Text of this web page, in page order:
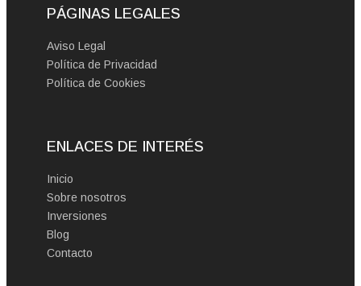
PÁGINAS LEGALES
Aviso Legal
Política de Privacidad
Política de Cookies
ENLACES DE INTERÉS
Inicio
Sobre nosotros
Inversiones
Blog
Contacto